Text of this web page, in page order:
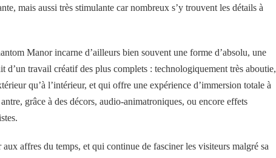
mais aussi très stimulante car nombreux s’y trouvent les détails à
Manor incarne d’ailleurs bien souvent une forme d’absolu, une
d’un travail créatif des plus complets : technologiquement très aboutie,
qu’à l’intérieur, et qui offre une expérience d’immersion totale à
grâce à des décors, audio-animatroniques, ou encore effets
aux affres du temps, et qui continue de fasciner les visiteurs malgré sa